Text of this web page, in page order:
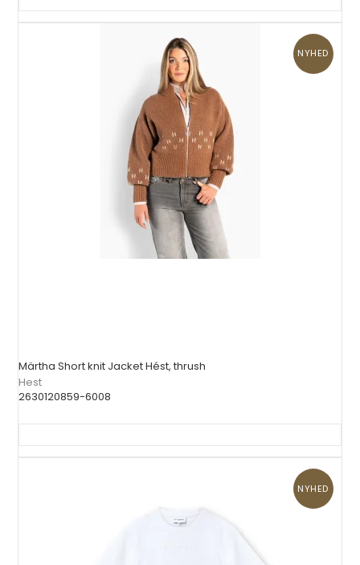
NYHED
Märtha Short knit Jacket Hést, thrush
Hest
2630120859-6008
NYHED